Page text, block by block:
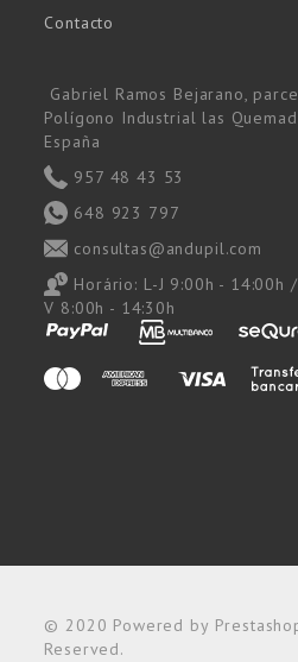
Contacto
Gabriel Ramos Bejarano,
Polígono Industrial las
España
957 48 43 53
648 923 797
consultas@andupil.com
Horário: L-J 9:00h - 14:00h
V 8:00h - 14:30h
© 2020 Powered by
Reserved.